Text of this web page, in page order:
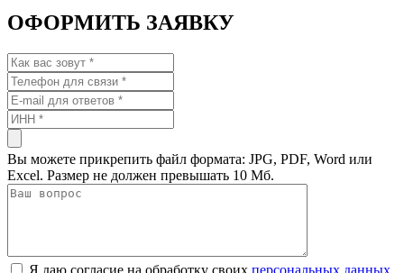
ОФОРМИТЬ ЗАЯВКУ
Вы можете прикрепить файл формата: JPG, PDF, Word или
Excel. Размер не должен превышать 10 Мб.